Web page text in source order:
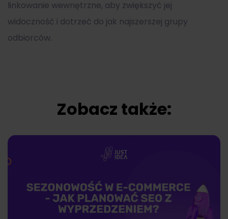
linkowanie wewnętrzne, aby zwiększyć jej
widoczność i dotrzeć do jak najszerszej grupy
odbiorców.
Zobacz także: